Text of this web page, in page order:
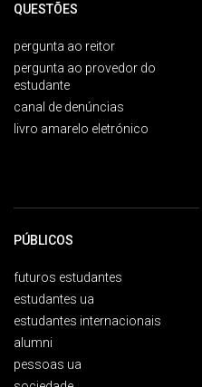
QUESTÕES
pergunta ao reitor
pergunta ao provedor do
estudante
canal de denúncias
livro amarelo eletrónico
PÚBLICOS
futuros estudantes
estudantes ua
estudantes internacionais
alumni
pessoas ua